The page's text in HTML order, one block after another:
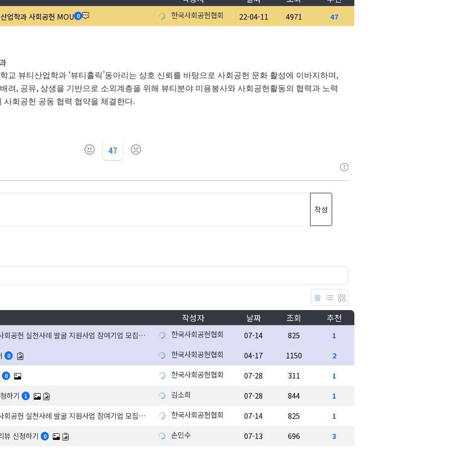
업학과 사회공헌 MOU 0 한국사회공헌협회 22-04-11 4971 47
교 뷰티산업학과 ‘뷰티홀릭’동아리는 상호 신뢰를 바탕으로 사회공헌 문화 활성에 이바지하며 ,
배려 , 공유, 상생을 기반으로 소외계층을 위해 뷰티분야 미용봉사와 사회공헌활동의 협력과 노력
사회공헌 공동 협력 협약을 체결한다.
47
작성
작성자 날짜 조회 추천
'IMPACT : ON' 2026 기업 사회공헌 실천사례 발굴 지원사업 참여기업 모집 한국사회공헌협회 07-14 825
1
0 한국사회공헌협회 04-17 1150 2
0 한국사회공헌협회 07-28 311
1
하기
1 김소희 07-28 844
1
'IMPACT : ON' 2026 기업 사회공헌 실천사례 발굴 지원사업 참여기업 모집
한국사회공헌협회 07-14 825
1
신청하기
0 손민수 07-13 696
3